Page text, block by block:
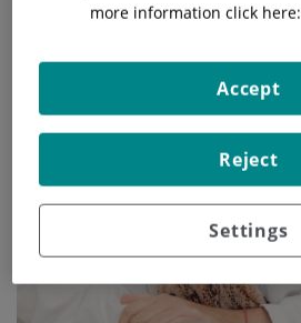
more information click here:
Settings
Reject
Accept